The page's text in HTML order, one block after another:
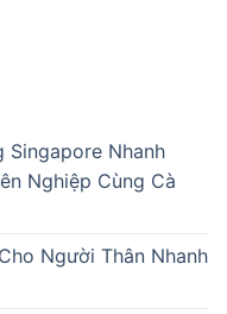
Singapore Nhanh
Nghiệp Cùng Cà
Người Thân Nhanh